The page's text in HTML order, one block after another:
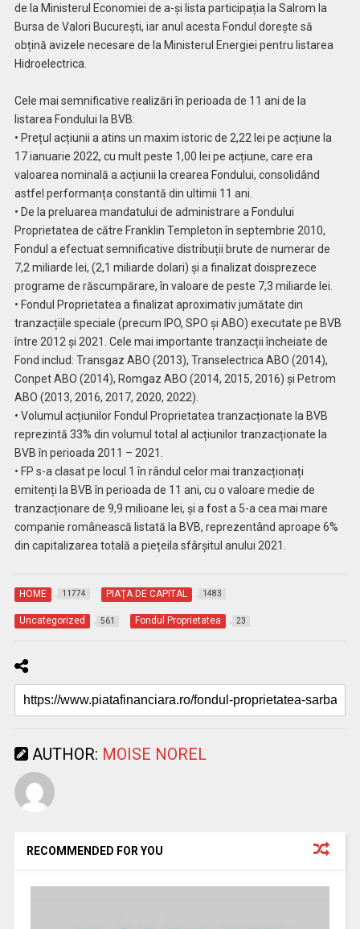
de la Ministerul Economiei de a-și lista participația la Salrom la
Bursa de Valori București, iar anul acesta Fondul dorește să
obțină avizele necesare de la Ministerul Energiei pentru listarea
Hidroelectrica.
Cele mai semnificative realizări în perioada de 11 ani de la
listarea Fondului la BVB:
• Prețul acțiunii a atins un maxim istoric de 2,22 lei pe acțiune la
17 ianuarie 2022, cu mult peste 1,00 lei pe acțiune, care era
valoarea nominală a acțiunii la crearea Fondului, consolidând
astfel performanța constantă din ultimii 11 ani.
• De la preluarea mandatului de administrare a Fondului
Proprietatea de către Franklin Templeton în septembrie 2010,
Fondul a efectuat semnificative distribuții brute de numerar de
7,2 miliarde lei, (2,1 miliarde dolari) și a finalizat doisprezece
programe de răscumpărare, în valoare de peste 7,3 miliarde lei.
• Fondul Proprietatea a finalizat aproximativ jumătate din
tranzacțiile speciale (precum IPO, SPO și ABO) executate pe BVB
între 2012 și 2021. Cele mai importante tranzacții încheiate de
Fond includ: Transgaz ABO (2013), Transelectrica ABO (2014),
Conpet ABO (2014), Romgaz ABO (2014, 2015, 2016) și Petrom
ABO (2013, 2016, 2017, 2020, 2022).
• Volumul acțiunilor Fondul Proprietatea tranzacționate la BVB
reprezintă 33% din volumul total al acțiunilor tranzacționate la
BVB în perioada 2011 – 2021.
• FP s-a clasat pe locul 1 în rândul celor mai tranzacționați
emitenți la BVB în perioada de 11 ani, cu o valoare medie de
tranzacționare de 9,9 milioane lei, și a fost a 5-a cea mai mare
companie românească listată la BVB, reprezentând aproape 6%
din capitalizarea totală a piețeila sfârșitul anului 2021.
HOME 11774 PIAŢA DE CAPITAL 1483
Uncategorized 561 Fondul Proprietatea 23
AUTHOR: MOISE NOREL
RECOMMENDED FOR YOU